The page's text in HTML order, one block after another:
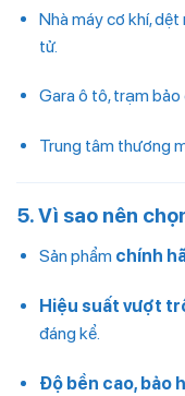
Nhà máy cơ khí, dệt
tử.
Gara ô tô, trạm bảo
Trung tâm thương
5. Vì sao nên
Sản phẩm chính
Hiệu suất vượt
đáng kể.
Độ bền cao, bảo